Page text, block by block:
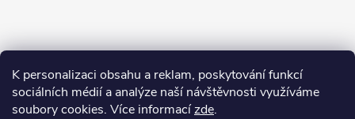
K personalizaci obsahu a reklam, poskytování funkcí
sociálních médií a analýze naší návštěvnosti využíváme
soubory cookies. Více informacízde.